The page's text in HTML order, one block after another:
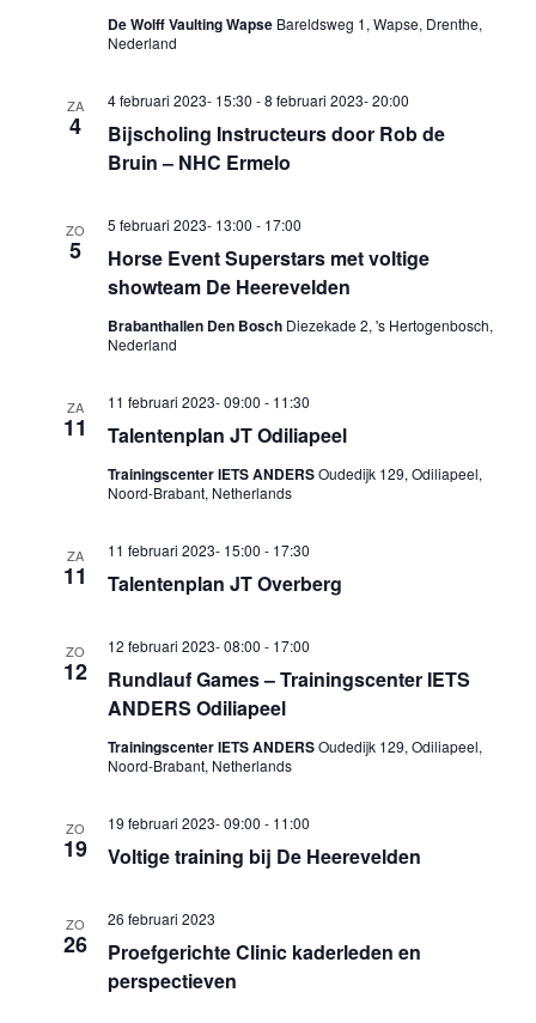
De Wolff Vaulting Wapse Bareldsweg 1, Wapse, Drenthe,
Nederland
ZA
4
Bijscholing Instructeurs door Rob de
Bruin – NHC Ermelo
4 februari 2023- 15:30 -8 februari 2023- 20:00
ZO
5
Horse Event Superstars met voltige
showteam De Heerevelden
5 februari 2023- 13:00 - 17:00
Brabanthallen Den Bosch Diezekade 2, 's Hertogenbosch,
Nederland
ZA
11 Talentenplan JT Odiliapeel
11 februari 2023- 09:00 - 11:30
Trainingscenter IETS ANDERSOudedijk 129, Odiliapeel,
Noord-Brabant, Netherlands
ZA
11 Talentenplan JT Overberg
11 februari 2023- 15:00 - 17:30
ZO
12
Rundlauf Games – Trainingscenter IETS
ANDERS Odiliapeel
12 februari 2023- 08:00 - 17:00
Trainingscenter IETS ANDERSOudedijk 129, Odiliapeel,
Noord-Brabant, Netherlands
ZO
19 Voltige training bij De Heerevelden
19 februari 2023- 09:00 - 11:00
ZO
26
Proefgerichte Clinic kaderleden en
perspectieven
26 februari 2023